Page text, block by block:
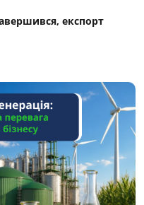
експорт